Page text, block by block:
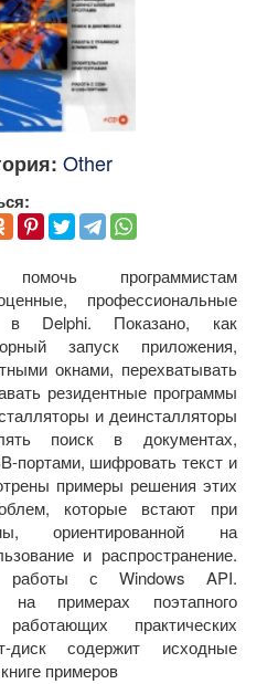
Other
программистам
профессиональные
в Delphi. Показано, как
запуск приложения,
окнами, перехватывать
резидентные программы
и деинсталляторы
поиск в документах,
портами, шифровать текст и
примеры решения этих
которые встают при
ориентированной на
и распространение.
работы с Windows API.
на примерах поэтапного
практических
диск содержит исходные
примеров